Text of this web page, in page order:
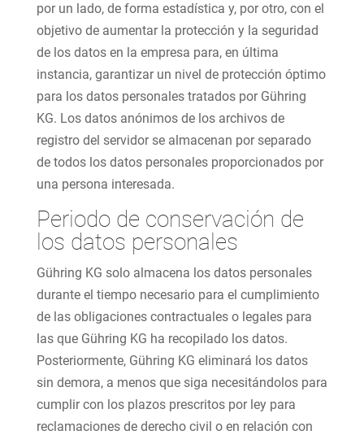
por un lado, de forma estadística y, por otro, con el
objetivo de aumentar la protección y la seguridad
de los datos en la empresa para, en última
instancia, garantizar un nivel de protección óptimo
para los datos personales tratados por Gühring
KG. Los datos anónimos de los archivos de
registro del servidor se almacenan por separado
de todos los datos personales proporcionados por
una persona interesada.
Periodo de conservación de
los datos personales
Gühring KG solo almacena los datos personales
durante el tiempo necesario para el cumplimiento
de las obligaciones contractuales o legales para
las que Gühring KG ha recopilado los datos.
Posteriormente, Gühring KG eliminará los datos
sin demora, a menos que siga necesitándolos para
cumplir con los plazos prescritos por ley para
reclamaciones de derecho civil o en relación con